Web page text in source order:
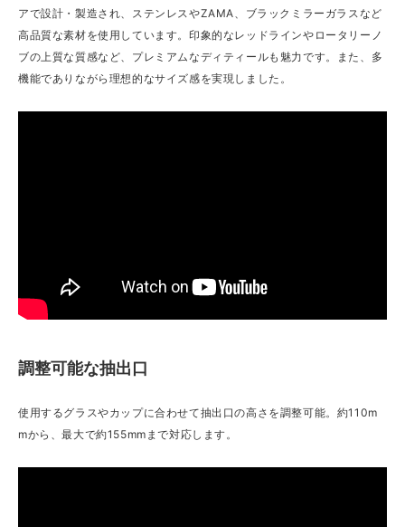
アで設計・製造され、ステンレスやZAMA、ブラックミラーガラスなど
高品質な素材を使用しています。印象的なレッドラインやロータリーノ
ブの上質な質感など、プレミアムなディティールも魅力です。また、多
機能でありながら理想的なサイズ感を実現しました。
調整可能な抽出口
使用するグラスやカップに合わせて抽出口の高さを調整可能。約110m
mから、最大で約155mmまで対応します。